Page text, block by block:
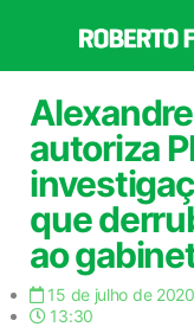
o
conteúdo
autoriza
que
ao
15 de julho de 2020
13:30